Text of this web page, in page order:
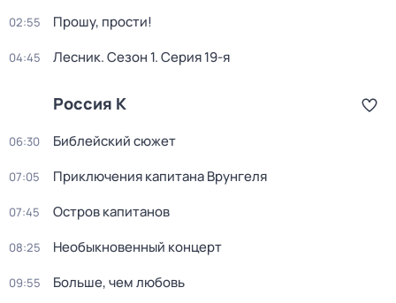
02:55 Прошу, прости!
04:45 Лесник. Сезон 1. Серия 19-я
Россия К
06:30 Библейский сюжет
07:05 Приключения капитана Врунгеля
07:45 Остров капитанов
08:25 Необыкновенный концерт
09:55 Больше, чем любовь